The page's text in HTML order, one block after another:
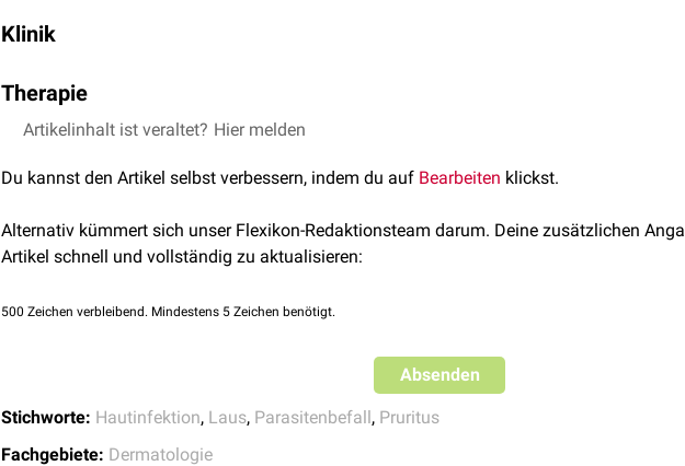
Klinik
Exkoriation
Daraufhin können schwere entzündliche
Therapie
Zur Therapie werdenAntiparasitika, wie z.B.
Artikelinhalt ist veraltet? Hier melden
Du kannst den Artikel selbst verbessern, indem du auf Bearbeiten klickst.
Alternativ kümmert sich unser Flexikon-Redaktionsteam darum. Deine zusätzlichen
Artikel schnell und vollständig zu aktualisieren:
500 Zeichen verbleibend. Mindestens 5 Zeichen benötigt.
Absenden
Stichworte: Hautinfektion, Laus, Parasitenbefall, Pruritus
Fachgebiete: Dermatologie